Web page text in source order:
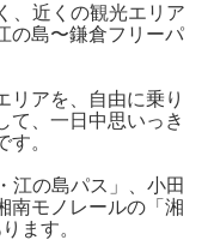
、近くの観光エリア
の島〜鎌倉フリーパ
リアを、自由に乗り
て、一日中思いっき
。
江の島パス」、小田
南モノレールの「湘
ます。